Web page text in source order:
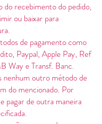
do recebimento do pedido,
ou baixar para
de pagamento como
Paypal, Apple Pay, Ref
Way e Transf. Banc.
nenhum outro método de
do mencionado. Por
pagar de outra maneira